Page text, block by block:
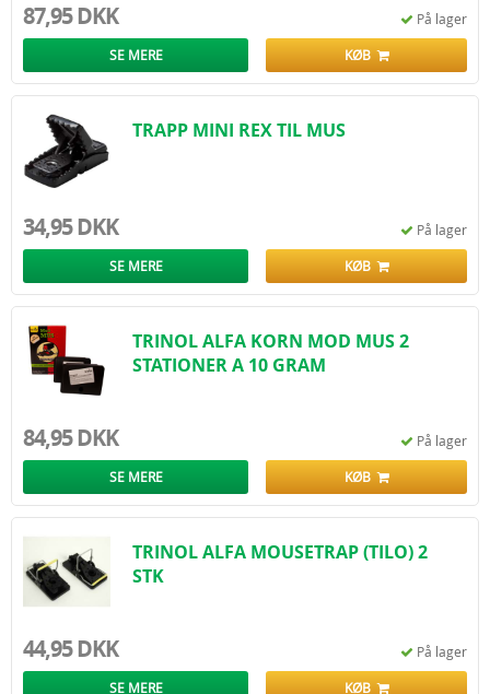
87,95 DKK På lager
SE MERE KØB
TRAPP MINI REX TIL MUS
34,95 DKK På lager
SE MERE KØB
TRINOL ALFA KORN MOD MUS 2
STATIONER A 10 GRAM
84,95 DKK På lager
SE MERE KØB
TRINOL ALFA MOUSETRAP (TILO) 2
STK
44,95 DKK På lager
SE MERE KØB